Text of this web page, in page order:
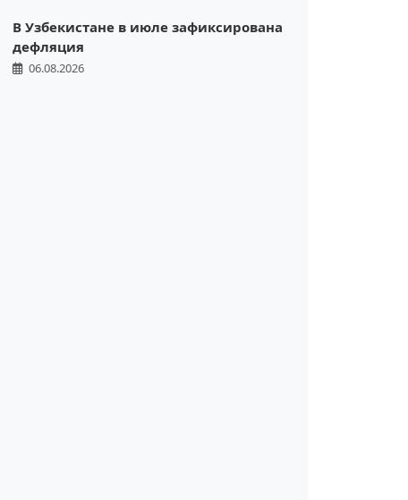
В Узбекистане в июле зафиксирована
дефляция
06.08.2026